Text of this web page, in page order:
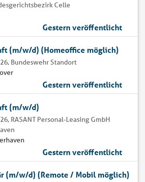
Celle
Gestern veröffentlicht
(m/w/d) (Homeoffice möglich)
Bundeswehr Standort
Gestern veröffentlicht
(m/w/d)
RASANT Personal-Leasing GmbH
Gestern veröffentlicht
(m/w/d) (Remote / Mobil möglich)